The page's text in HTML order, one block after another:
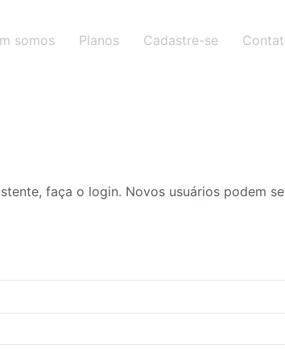
somos Planos Cadastre-se
faça o login. Novos usuários podem